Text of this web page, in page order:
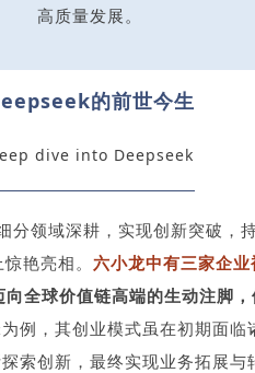
高质量发展。
的前世今生
dive into Deepseek
分领域深耕，实现创新突破
艳亮相。 六小龙中有三家企
全球价值链高端的生动注脚
例，其创业模式虽在初期面
索创新，最终实现业务拓展与